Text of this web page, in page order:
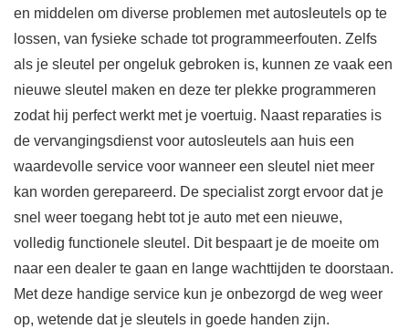
en middelen om diverse problemen met autosleutels op te
lossen, van fysieke schade tot programmeerfouten. Zelfs
als je sleutel per ongeluk gebroken is, kunnen ze vaak een
nieuwe sleutel maken en deze ter plekke programmeren
zodat hij perfect werkt met je voertuig. Naast reparaties is
de vervangingsdienst voor autosleutels aan huis een
waardevolle service voor wanneer een sleutel niet meer
kan worden gerepareerd. De specialist zorgt ervoor dat je
snel weer toegang hebt tot je auto met een nieuwe,
volledig functionele sleutel. Dit bespaart je de moeite om
naar een dealer te gaan en lange wachttijden te doorstaan.
Met deze handige service kun je onbezorgd de weg weer
op, wetende dat je sleutels in goede handen zijn.